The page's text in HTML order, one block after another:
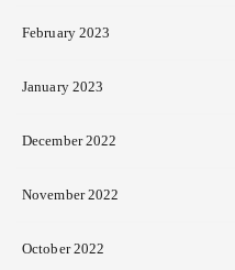
February 2023
January 2023
December 2022
November 2022
October 2022